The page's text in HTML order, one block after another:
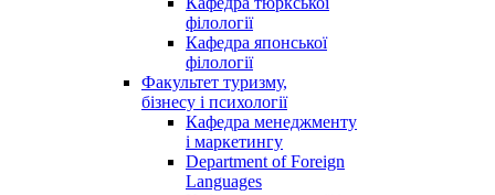
філології
Кафедра японської
філології
Факультет туризму,
бізнесу і психології
Кафедра менеджменту
і маркетингу
Department of Foreign
Languages